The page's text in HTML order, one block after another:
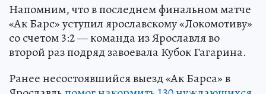
Напомним, что в последнем финальном матче
«Ак Барс» уступил ярославскому «Локомотиву»
со счетом 3:2 — команда из Ярославля во
второй раз подряд завоевала Кубок Гагарина.
Ранее несостоявшийся выезд «Ак Барса» в